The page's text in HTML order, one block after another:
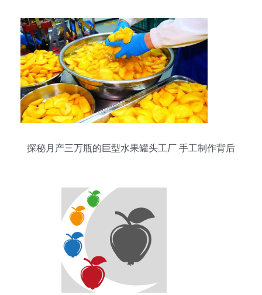
探秘月产三万瓶的巨型水果罐头工厂 手工制作背后